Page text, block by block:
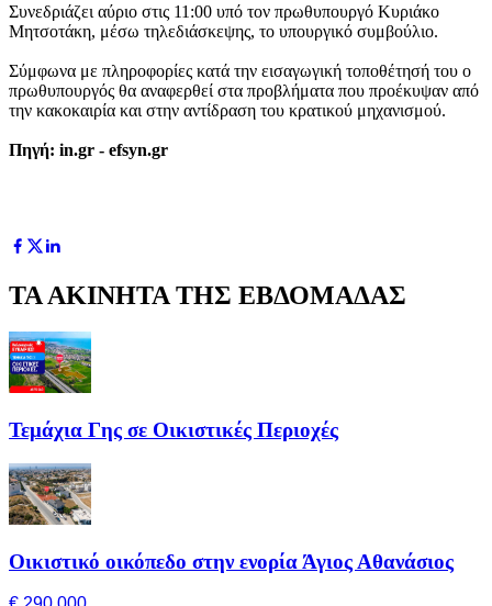
Συνεδριάζει αύριο στις 11:00 υπό τον πρωθυπουργό Κυριάκο
Μητσοτάκη, μέσω τηλεδιάσκεψης, το υπουργικό συμβούλιο.
Σύμφωνα με πληροφορίες κατά την εισαγωγική τοποθέτησή του ο
πρωθυπουργός θα αναφερθεί στα προβλήματα που προέκυψαν από
την κακοκαιρία και στην αντίδραση του κρατικού μηχανισμού.
Πηγή: in.gr - efsyn.gr
ΤΑ ΑΚΙΝΗΤΑ ΤΗΣ ΕΒΔΟΜΑΔΑΣ
Τεμάχια Γης σε Οικιστικές Περιοχές
Οικιστικό οικόπεδο στην ενορία Άγιος Αθανάσιος